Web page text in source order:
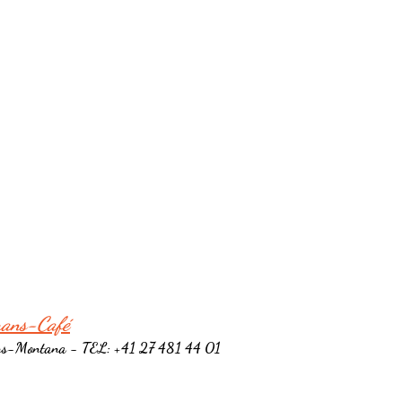
Café
Montana - TEL: +41 27 481 44 01